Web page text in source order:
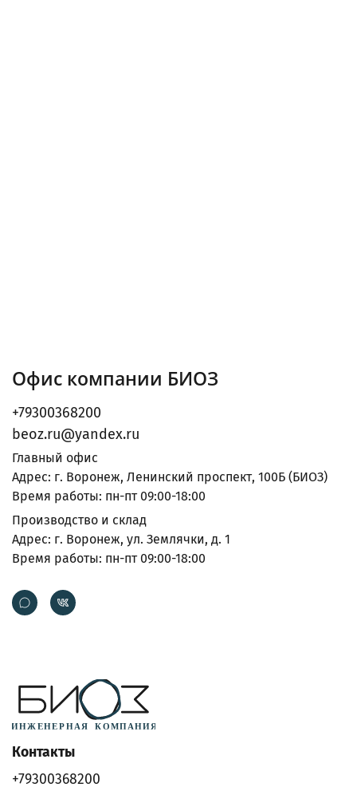
Офис компании БИОЗ
+79300368200
beoz.ru@yandex.ru
Главный офис
Адрес: г. Воронеж, Ленинский проспект, 100Б (БИОЗ)
Время работы: пн-пт 09:00-18:00
Производство и склад
Адрес: г. Воронеж, ул. Землячки, д. 1
Время работы: пн-пт 09:00-18:00
Контакты
+79300368200